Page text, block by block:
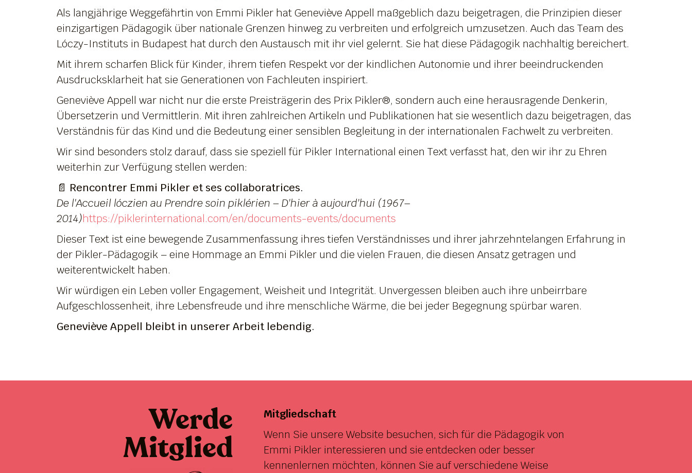
Als langjährige Weggefährtin von Emmi Pikler hat Geneviève Appell maßgeblich dazu beigetragen, die Prinzipien dieser
einzigartigen Pädagogik über nationale Grenzen hinweg zu verbreiten und erfolgreich umzusetzen. Auch das Team des
Lóczy-Instituts in Budapest hat durch den Austausch mit ihr viel gelernt. Sie hat diese Pädagogik nachhaltig bereichert.
Mit ihrem scharfen Blick für Kinder, ihrem tiefen Respekt vor der kindlichen Autonomie und ihrer beeindruckenden
Ausdrucksklarheit hat sie Generationen von Fachleuten inspiriert.
Geneviève Appell war nicht nur die erste Preisträgerin des Prix Pikler®, sondern auch eine herausragende Denkerin,
Übersetzerin und Vermittlerin. Mit ihren zahlreichen Artikeln und Publikationen hat sie wesentlich dazu beigetragen, das
Verständnis für das Kind und die Bedeutung einer sensiblen Begleitung in der internationalen Fachwelt zu verbreiten.
Wir sind besonders stolz darauf, dass sie speziell für Pikler International einen Text verfasst hat, den wir ihr zu Ehren
weiterhin zur Verfügung stellen werden:
📄 Rencontrer Emmi Pikler et ses collaboratrices.
De l'Accueil lóczien au Prendre soin piklérien – D'hier à aujourd'hui (1967–
2014)https://piklerinternational.com/en/documents-events/documents
Dieser Text ist eine bewegende Zusammenfassung ihres tiefen Verständnisses und ihrer jahrzehntelangen Erfahrung in
der Pikler-Pädagogik – eine Hommage an Emmi Pikler und die vielen Frauen, die diesen Ansatz getragen und
weiterentwickelt haben.
Wir würdigen ein Leben voller Engagement, Weisheit und Integrität. Unvergessen bleiben auch ihre unbeirrbare
Aufgeschlossenheit, ihre Lebensfreude und ihre menschliche Wärme, die bei jeder Begegnung spürbar waren.
Geneviève Appell bleibt in unserer Arbeit lebendig.
Werde
Mitglied
Mitgliedschaft
Wenn Sie unsere Website besuchen, sich für die Pädagogik von
Emmi Pikler interessieren und sie entdecken oder besser
kennenlernen möchten, können Sie auf verschiedene Weise